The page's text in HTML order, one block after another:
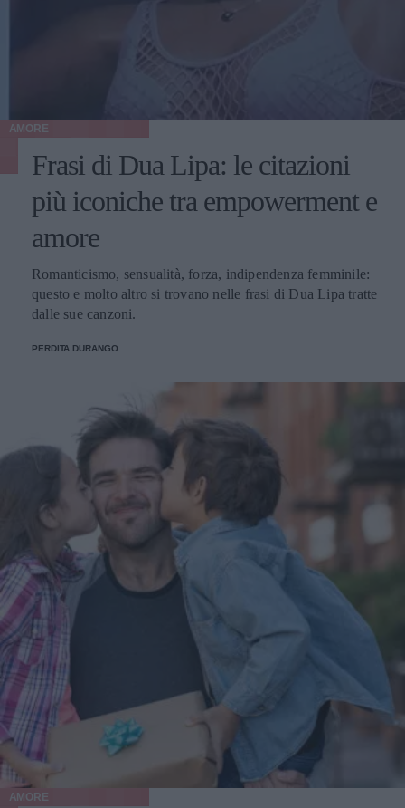
AMORE
Frasi di Dua Lipa: le citazioni
più iconiche tra empowerment e
amore
Romanticismo, sensualità, forza, indipendenza femminile:
questo e molto altro si trovano nelle frasi di Dua Lipa tratte
dalle sue canzoni.
PERDITA DURANGO
AMORE